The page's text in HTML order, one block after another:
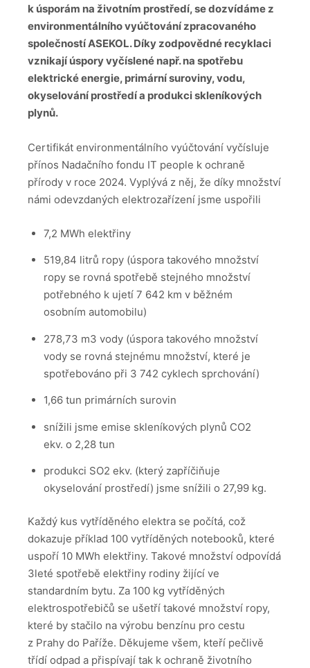
k úsporám na životním prostředí, se dozvídáme z
environmentálního vyúčtování zpracovaného
společností ASEKOL. Díky zodpovědné recyklaci
vznikají úspory vyčíslené např. na spotřebu
elektrické energie, primární suroviny, vodu,
okyselování prostředí a produkci skleníkových
plynů.
Certifikát environmentálního vyúčtování vyčísluje
přínos Nadačního fondu IT people k ochraně
přírody v roce 2024. Vyplývá z něj, že díky množství
námi odevzdaných elektrozařízení jsme uspořili
7,2 MWh elektřiny
519,84 litrů ropy (úspora takového množství
ropy se rovná spotřebě stejného množství
potřebného k ujetí 7 642 km v běžném
osobním automobilu)
278,73 m3 vody (úspora takového množství
vody se rovná stejnému množství, které je
spotřebováno při 3 742 cyklech sprchování)
1,66 tun primárních surovin
snížili jsme emise skleníkových plynů CO2
ekv. o 2,28 tun
produkci SO2 ekv. (který zapříčiňuje
okyselování prostředí) jsme snížili o 27,99 kg.
Každý kus vytříděného elektra se počítá, což
dokazuje příklad 100 vytříděných notebooků, které
uspoří 10 MWh elektřiny. Takové množství odpovídá
3leté spotřebě elektřiny rodiny žijící ve
standardním bytu. Za 100 kg vytříděných
elektrospotřebičů se ušetří takové množství ropy,
které by stačilo na výrobu benzínu pro cestu
z Prahy do Paříže. Děkujeme všem, kteří pečlivě
třídí odpad a přispívají tak k ochraně životního